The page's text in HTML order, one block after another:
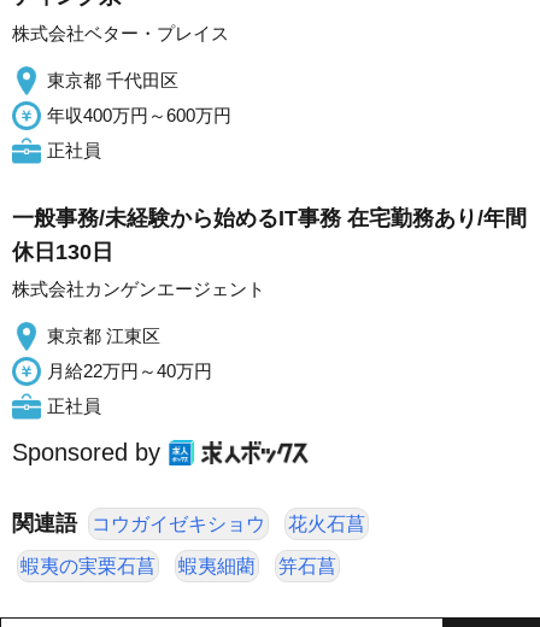
株式会社ベター・プレイス
東京都 千代田区
年収400万円～600万円
正社員
一般事務/未経験から始めるIT事務 在宅勤務あり/年間
休日130日
株式会社カンゲンエージェント
東京都 江東区
月給22万円～40万円
正社員
Sponsored by
関連語 コウガイゼキショウ 花火石菖
蝦夷の実栗石菖 蝦夷細藺 笄石菖